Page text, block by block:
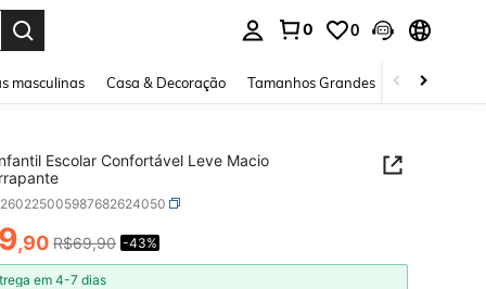
0 0
masculinas Casa & Decoração Tamanhos Grandes Joias e
Escolar Confortável Leve Macio
AND AVAILABILITY
,90 R$69,90 -43%
em 4-7 dias